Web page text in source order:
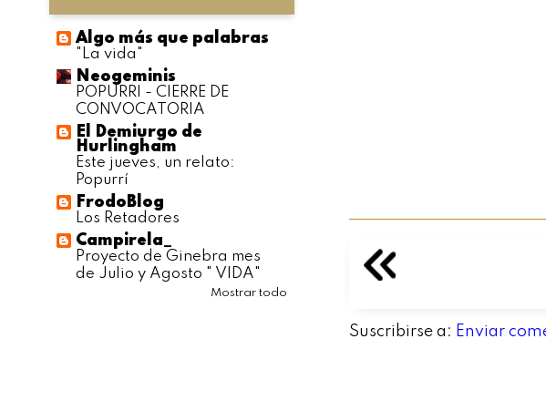
Suscribirse a: Enviar
Algo más que palabras
"La vida"
Neogeminis
POPURRI - CIERRE DE
CONVOCATORIA
El Demiurgo de
Hurlingham
Este jueves, un relato:
Popurrí
FrodoBlog
Los Retadores
Campirela_
Proyecto de Ginebra mes
de Julio y Agosto " VIDA"
Mostrar todo